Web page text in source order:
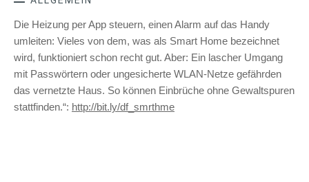
Die Heizung per App steuern, einen Alarm auf das Handy
umleiten: Vieles von dem, was als Smart Home bezeichnet
wird, funktioniert schon recht gut. Aber: Ein lascher Umgang
mit Passwörtern oder ungesicherte WLAN-Netze gefährden
das vernetzte Haus. So können Einbrüche ohne Gewaltspuren
stattfinden.“: http://bit.ly/df_smrthme